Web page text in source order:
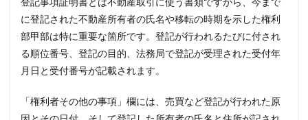
に登記された不動産所有者の氏名や移転の時期を示した権利
部甲部は特に重要な箇所です。登記が行われるたびに付され
る順位番号、登記の目的、法務局で登記が受理された受付年
月日と受付番号が記載されます。
「権利者その他の事項」欄には、売買など登記が行われた原